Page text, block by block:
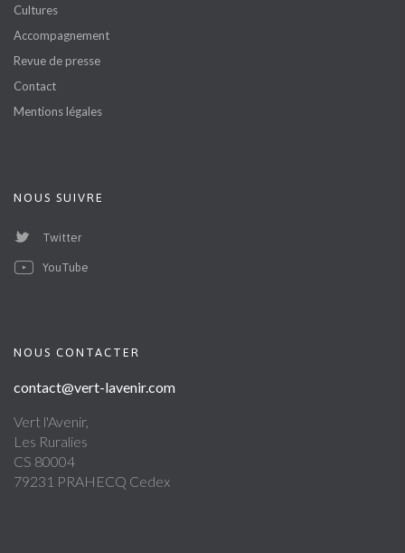
Cultures
Accompagnement
Revue de presse
Contact
Mentions légales
NOUS SUIVRE
Twitter
YouTube
NOUS CONTACTER
contact@vert-lavenir.com
Vert l'Avenir,
Les Ruralies
CS 80004
79231 PRAHECQ Cedex